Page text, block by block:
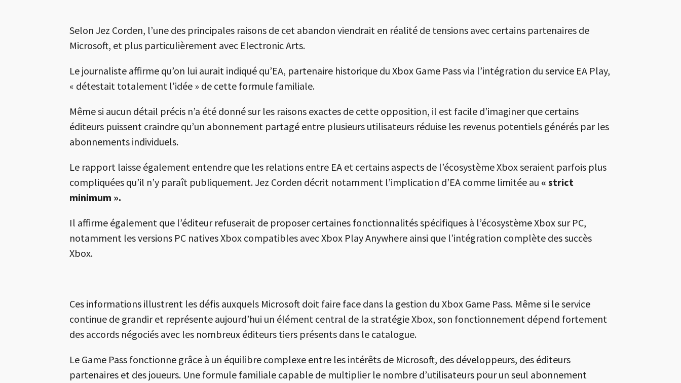
Selon Jez Corden, l’une des principales raisons de cet abandon viendrait en réalité de tensions avec certains partenaires de
Microsoft, et plus particulièrement avec Electronic Arts.
Le journaliste affirme qu’on lui aurait indiqué qu’EA, partenaire historique du Xbox Game Pass via l’intégration du service EA Play,
« détestait totalement l'idée » de cette formule familiale.
Même si aucun détail précis n’a été donné sur les raisons exactes de cette opposition, il est facile d’imaginer que certains
éditeurs puissent craindre qu’un abonnement partagé entre plusieurs utilisateurs réduise les revenus potentiels générés par les
abonnements individuels.
Le rapport laisse également entendre que les relations entre EA et certains aspects de l’écosystème Xbox seraient parfois plus
compliquées qu’il n’y paraît publiquement. Jez Corden décrit notamment l’implication d’EA comme limitée au « strict
minimum ».
Il affirme également que l’éditeur refuserait de proposer certaines fonctionnalités spécifiques à l’écosystème Xbox sur PC,
notamment les versions PC natives Xbox compatibles avecXbox Play Anywhere ainsi que l’intégration complète des succès
Xbox.
Ces informations illustrent les défis auxquels Microsoft doit faire face dans la gestion du Xbox Game Pass. Même si le service
continue de grandir et représente aujourd’hui un élément central de la stratégie Xbox, son fonctionnement dépend fortement
des accords négociés avec les nombreux éditeurs tiers présents dans le catalogue.
Le Game Pass fonctionne grâce à un équilibre complexe entre les intérêts de Microsoft, des développeurs, des éditeurs
partenaires et des joueurs. Une formule familiale capable de multiplier le nombre d’utilisateurs pour un seul abonnement